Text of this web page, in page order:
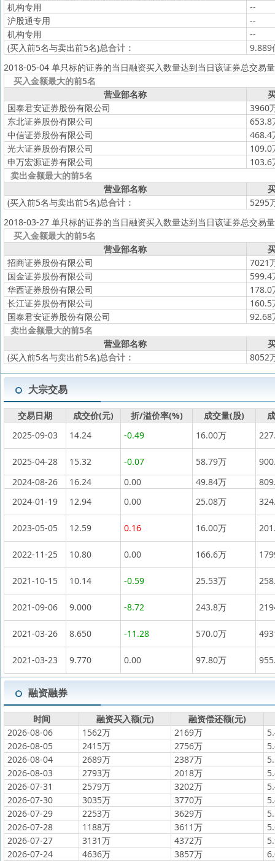
机构专用
--
沪股通专用
--
机构专用
--
(买入前5名与卖出前5名)总合计：
9.889
2018-05-04 单只标的证券的当日融资买入数量达到当日该证券总交易
买入金额最大的前5名
营业部名称
国泰君安证券股份有限公司
3960
东北证券股份有限公司
653.8
中信证券股份有限公司
468.4
光大证券股份有限公司
109.0
申万宏源证券有限公司
103.6
卖出金额最大的前5名
营业部名称
(买入前5名与卖出前5名)总合计：
5295
2018-03-27 单只标的证券的当日融资买入数量达到当日该证券总交易
买入金额最大的前5名
营业部名称
招商证券股份有限公司
7021
国金证券股份有限公司
599.4
华西证券股份有限公司
178.0
长江证券股份有限公司
160.5
国泰君安证券股份有限公司
92.68
卖出金额最大的前5名
营业部名称
(买入前5名与卖出前5名)总合计： 8052
大宗交易
交易日期 成交价(元) 折/溢价率(%) 成交量(股)
2025-09-03
14.24 -0.49 16.00万
2025-04-28 15.32 -0.07 58.79万
2024-08-26
16.24 0.00 49.84万
2024-01-19
12.94 0.00 25.08万
2023-05-05 12.59 0.16 16.00万
2022-11-25 10.80 0.00 166.6万
2021-10-15 10.14 -0.59 25.53万
2021-09-06 9.000 -8.72 243.8万
2021-03-26 8.650 -11.28 570.0万
2021-03-23 9.770 0.00 97.80万
融资融券
时间 融资买入额(元)
融资偿还额(元)
2026-08-06
1562万 2169万
2026-08-05
2415万 2756万
2026-08-04
2689万 2387万
2026-08-03
2793万 2018万
2026-07-31
2579万 3202万
2026-07-30
3035万 3770万
2026-07-29
2253万 3629万
2026-07-28
1188万 3611万
2026-07-27
3131万 4372万
2026-07-24
4636万 3857万